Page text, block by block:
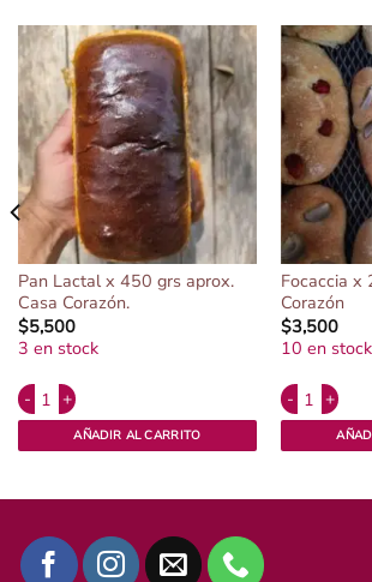
Pan Lactal x 450 grs aprox.
Casa Corazón.
$5,500
3 en stock
Pan Lactal x 450 grs aprox. Casa Corazón. cantidad
AÑADIR AL CARRITO
Focaccia x
Corazón
$3,500
10 en stock
Focaccia x
cantidad